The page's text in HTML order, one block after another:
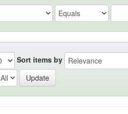
Sort items by